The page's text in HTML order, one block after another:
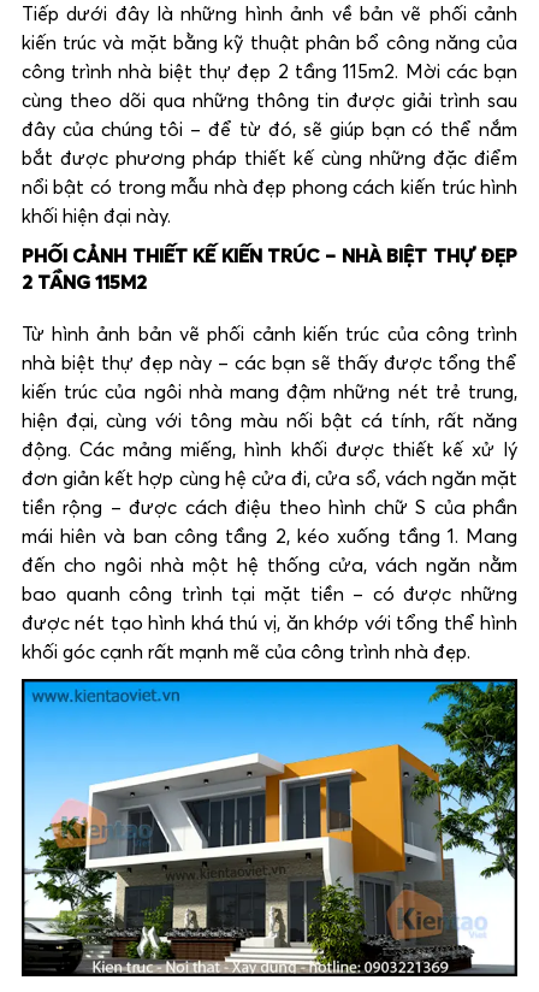
Tiếp dưới đây là những hình ảnh về bản vẽ phối cảnh
kiến trúc và mặt bằng kỹ thuật phân bổ công năng của
công trình nhà biệt thự đẹp 2 tầng 115m2. Mời các bạn
cùng theo dõi qua những thông tin được giải trình sau
đây của chúng tôi – để từ đó, sẽ giúp bạn có thể nắm
bắt được phương pháp thiết kế cùng những đặc điểm
nổi bật có trong mẫu nhà đẹp phong cách kiến trúc hình
khối hiện đại này.
PHỐI CẢNH THIẾT KẾ KIẾN TRÚC – NHÀ BIỆT THỰ ĐẸP
2 TẦNG 115M2
Từ hình ảnh bản vẽ phối cảnh kiến trúc của công trình
nhà biệt thự đẹp này – các bạn sẽ thấy được tổng thể
kiến trúc của ngôi nhà mang đậm những nét trẻ trung,
hiện đại, cùng với tông màu nối bật cá tính, rất năng
động. Các mảng miếng, hình khối được thiết kế xử lý
đơn giản kết hợp cùng hệ cửa đi, cửa sổ, vách ngăn mặt
tiền rộng – được cách điệu theo hình chữ S của phần
mái hiên và ban công tầng 2, kéo xuống tầng 1. Mang
đến cho ngôi nhà một hệ thống cửa, vách ngăn nằm
bao quanh công trình tại mặt tiền – có được những
được nét tạo hình khá thú vị, ăn khớp với tổng thể hình
khối góc cạnh rất mạnh mẽ của công trình nhà đẹp.